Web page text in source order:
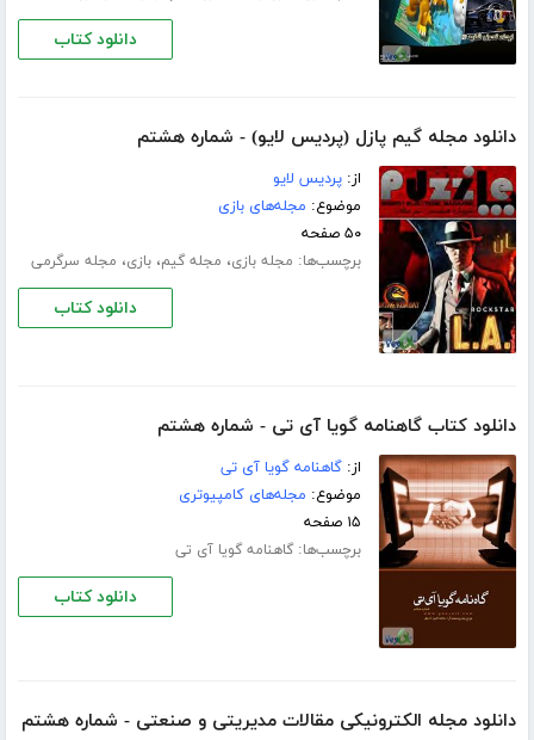
دانلود کتاب
دانلود مجله گیم پازل (پردیس لایو) - شماره هشتم
از:پردیس لایو
موضوع: مجله‌های بازی
۵۰ صفحه
برچسب‌ها: مجله بازی، مجله گیم،بازی، مجله سرگرمی
دانلود کتاب
دانلود کتاب گاهنامه گویا آی تی - شماره هشتم
از:گاهنامه گویا آی تی
موضوع: مجله‌های کامپیوتری
۱۵ صفحه
برچسب‌ها:گاهنامه گویا آی تی
دانلود کتاب
دانلود مجله الکترونیکی مقالات مدیریتی و صنعتی - شماره هشتم